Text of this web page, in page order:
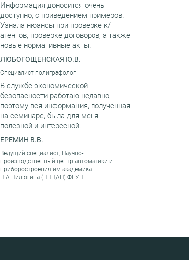
Информация доносится очень
доступно, с приведением примеров.
Узнала нюансы при проверке к/
агентов, проверке договоров, а также
новые нормативные акты.
ЛЮБОГОЩЕНСКАЯ Ю.В.
Специалист-полиграфолог
В службе экономической
безопасности работаю недавно,
поэтому вся информация, полученная
на семинаре, была для меня
полезной и интересной.
ЕРЕМИН В.В.
Ведущий специалист, Научно-
производственный центр автоматики и
приборостроения им.академика
Н.А.Пилюгина (НПЦАП) ФГУП